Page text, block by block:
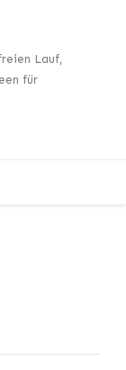
Lauf,
für